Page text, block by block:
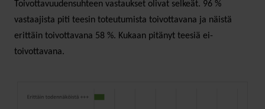
Toivottavuudensuhteen vastaukset olivat selkeät. 96 %
vastaajista piti teesin toteutumista toivottavana ja näistä
erittäin toivottavana 58 %. Kukaan pitänyt teesiä ei-
toivottavana.